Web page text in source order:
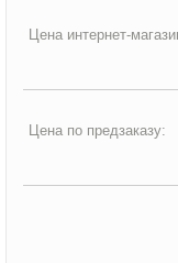
Цена интернет-
Цена по предзаказу: